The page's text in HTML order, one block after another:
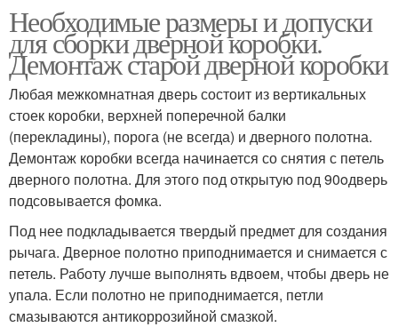
Необходимые размеры и допуски
для сборки дверной коробки.
Демонтаж старой дверной коробки
Любая межкомнатная дверь состоит из вертикальных
стоек коробки, верхней поперечной балки
(перекладины), порога (не всегда) и дверного полотна.
Демонтаж коробки всегда начинается со снятия с петель
дверного полотна. Для этого под открытую под 90oдверь
подсовывается фомка.
Под нее подкладывается твердый предмет для создания
рычага. Дверное полотно приподнимается и снимается с
петель. Работу лучше выполнять вдвоем, чтобы дверь не
упала. Если полотно не приподнимается, петли
смазываются антикоррозийной смазкой.